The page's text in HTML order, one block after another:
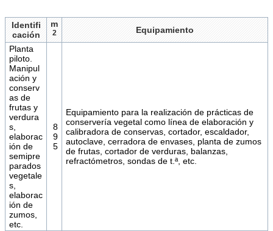
Identifi
cación
m
2
Equipamiento
Planta
piloto.
Manipul
ación y
conserv
as de
frutas y
verdura
s,
elaborac
ión de
semipre
parados
vegetale
s,
elaborac
ión de
zumos,
etc.
8
9
5
Equipamiento para la realización de prácticas de
conservería vegetal como línea de elaboración y
calibradora de conservas, cortador, escaldador,
autoclave, cerradora de envases, planta de zumos
de frutas, cortador de verduras, balanzas,
refractómetros, sondas de t.ª, etc.